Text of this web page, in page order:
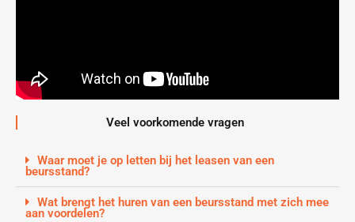
Veel voorkomende vragen
Waar moet je op letten bij het leasen van een
beursstand?
Wat brengt het huren van een beursstand met zich mee
aan voordelen?